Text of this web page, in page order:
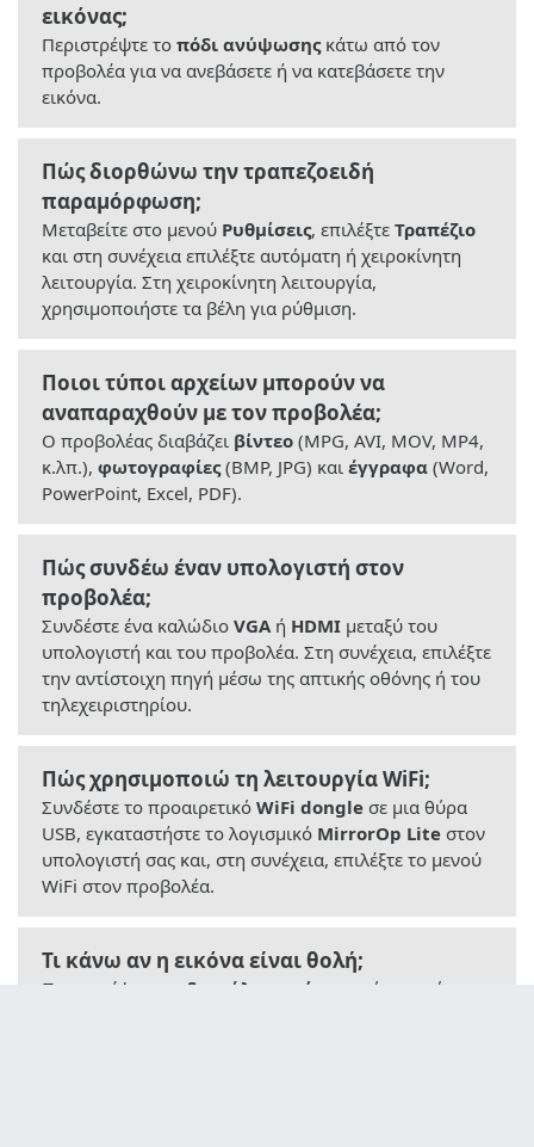
εικόνας;
Περιστρέψτε το πόδι ανύψωσηςκάτω από τον
προβολέα για να ανεβάσετε ή να κατεβάσετε την
εικόνα.
Πώς διορθώνω την τραπεζοειδή
παραμόρφωση;
Μεταβείτε στο μενού Ρυθμίσεις, επιλέξτε Τραπέζιο
και στη συνέχεια επιλέξτε αυτόματη ή χειροκίνητη
λειτουργία. Στη χειροκίνητη λειτουργία,
χρησιμοποιήστε τα βέλη για ρύθμιση.
Ποιοι τύποι αρχείων μπορούν να
αναπαραχθούν με τον προβολέα;
Ο προβολέας διαβάζει βίντεο (MPG, AVI, MOV, MP4,
κ.λπ.), φωτογραφίες(BMP, JPG) και έγγραφα (Word,
PowerPoint, Excel, PDF).
Πώς συνδέω έναν υπολογιστή στον
προβολέα;
Συνδέστε ένα καλώδιο VGA ή HDMI μεταξύ του
υπολογιστή και του προβολέα. Στη συνέχεια, επιλέξτε
την αντίστοιχη πηγή μέσω της απτικής οθόνης ή του
τηλεχειριστηρίου.
Πώς χρησιμοποιώ τη λειτουργία WiFi;
Συνδέστε το προαιρετικό WiFi dongle σε μια θύρα
USB, εγκαταστήστε το λογισμικό MirrorOp Lite στον
υπολογιστή σας και, στη συνέχεια, επιλέξτε το μενού
WiFi στον προβολέα.
Τι κάνω αν η εικόνα είναι θολή;
Περιστρέψτε τον δακτύλιο εστίασης
γύρω από τον